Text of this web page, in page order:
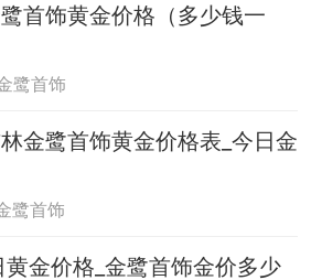
首饰黄金价格（多少钱一
鹭首饰
金鹭首饰黄金价格表_今日金
鹭首饰
黄金价格_金鹭首饰金价多少